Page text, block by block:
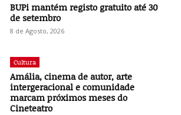
BUPi mantém registo gratuito até 30
de setembro
8 de Agosto, 2026
Cultura
Amália, cinema de autor, arte
intergeracional e comunidade
marcam próximos meses do
Cineteatro